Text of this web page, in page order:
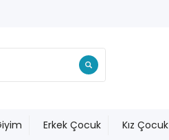
Erkek Çocuk Kız Çocuk